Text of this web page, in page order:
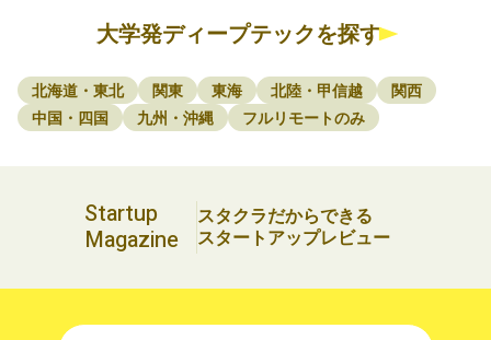
大学発ディープテックを探す
北海道・東北 関東 東海 北陸・甲信越
関西
中国・四国
九州・沖縄 フルリモートのみ
Startup
Magazine
スタクラだからできる
スタートアップレビュー